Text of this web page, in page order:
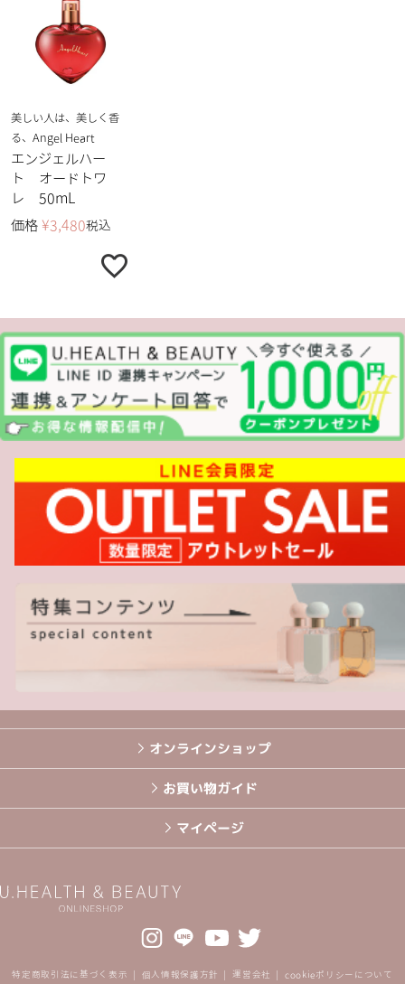
美しい人は、美しく香
る、Angel Heart
エンジェルハー
ト オードトワ
レ 50mL
価格 ¥3,480税込
オンラインショップ
お買い物ガイド
マイページ
特定商取引法に基づく表示 個人情報保護方針 運営会社 cookieポリシーについて